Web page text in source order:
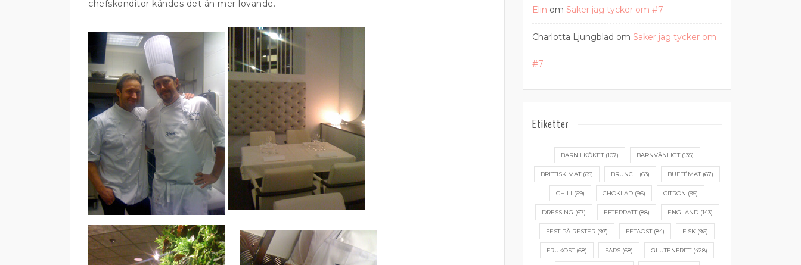
chefskonditor kändes det än mer lovande.
Elin om Saker jag tycker om #7
Charlotta Ljungblad om Saker jag tycker om
#7
Etiketter
BARN I KÖKET(107) BARNVÄNLIGT(135)
BRITTISK MAT(65) BRUNCH (63) BUFFÉMAT(67)
CHILI (69) CHOKLAD (96) CITRON (95)
DRESSING (67) EFTERRÄTT(88) ENGLAND(143)
FEST PÅ RESTER (97) FETAOST(84) FISK (96)
FRUKOST(68) FÄRS (68) GLUTENFRITT(428)